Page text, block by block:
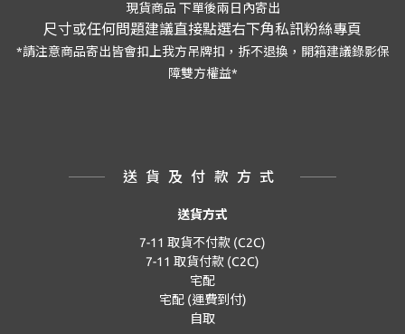
現貨商品 下單後兩日內寄出
尺寸或任何問題建議直接點選右下角私訊粉絲專頁
*請注意商品寄出皆會扣上我方吊牌扣，拆不退換，開箱建議錄影保
障雙方權益*
送貨及付款方式
送貨方式
7-11 取貨不付款 (C2C)
7-11 取貨付款 (C2C)
宅配
宅配 (運費到付)
自取